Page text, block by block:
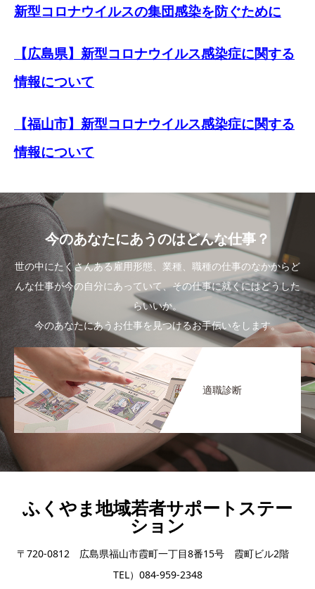
新型コロナウイルスの集団感染を防ぐために
【広島県】新型コロナウイルス感染症に関する
情報について
【福山市】新型コロナウイルス感染症に関する
情報について
今のあなたにあうのはどんな仕事？
世の中にたくさんある雇用形態、業種、職種の仕事のなかからど
んな仕事が今の自分にあっていて、その仕事に就くにはどうした
らいいか。
今のあなたにあうお仕事を見つけるお手伝いをします。
適職診断
ふくやま地域若者サポートステー
ション
〒720-0812 広島県福山市霞町一丁目8番15号 霞町ビル2階
TEL）084-959-2348